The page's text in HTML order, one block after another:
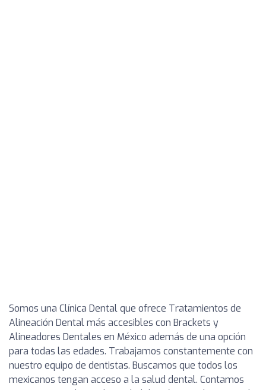
Somos una Clínica Dental que ofrece Tratamientos de
Alineación Dental más accesibles con Brackets y
Alineadores Dentales en México además de una opción
para todas las edades. Trabajamos constantemente con
nuestro equipo de dentistas. Buscamos que todos los
mexicanos tengan acceso a la salud dental. Contamos